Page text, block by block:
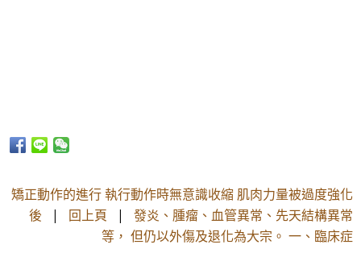
矯正動作的進行 執行動作時無意識收縮 肌肉力量被過度強化
後
| 回上頁 | 發炎、腫瘤、血管異常、先天結構異常
等， 但仍以外傷及退化為大宗。 一、臨床症